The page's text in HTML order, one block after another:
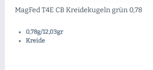
MagFed T4E CB Kreidekugeln grün 0,78
0,78g/12,03gr
Kreide